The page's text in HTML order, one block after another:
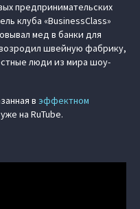
предпринимательских
клуба «BusinessClass»
мед в банки для
швейную фабрику,
люди из мира шоу-
в эффектном
на RuTube.